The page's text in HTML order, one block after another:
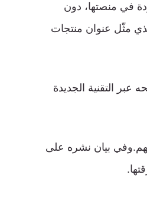
في منصتها، دون
مثّل عنوان منتجات
التقنية الجديدة
بيان نشره على